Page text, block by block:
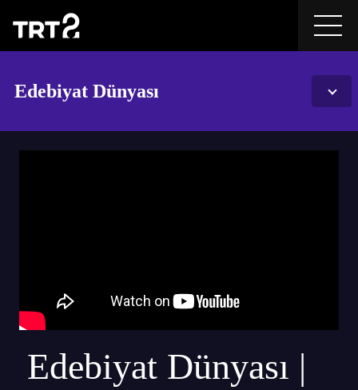
Edebiyat Dünyası
Edebiyat Dünyası |